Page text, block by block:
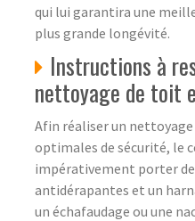
qui lui garantira une
plus grande longévité.
Instructions à
nettoyage de toit
Afin réaliser un
optimales de sécurité, le
impérativement porter
antidérapantes et un
un échafaudage ou une